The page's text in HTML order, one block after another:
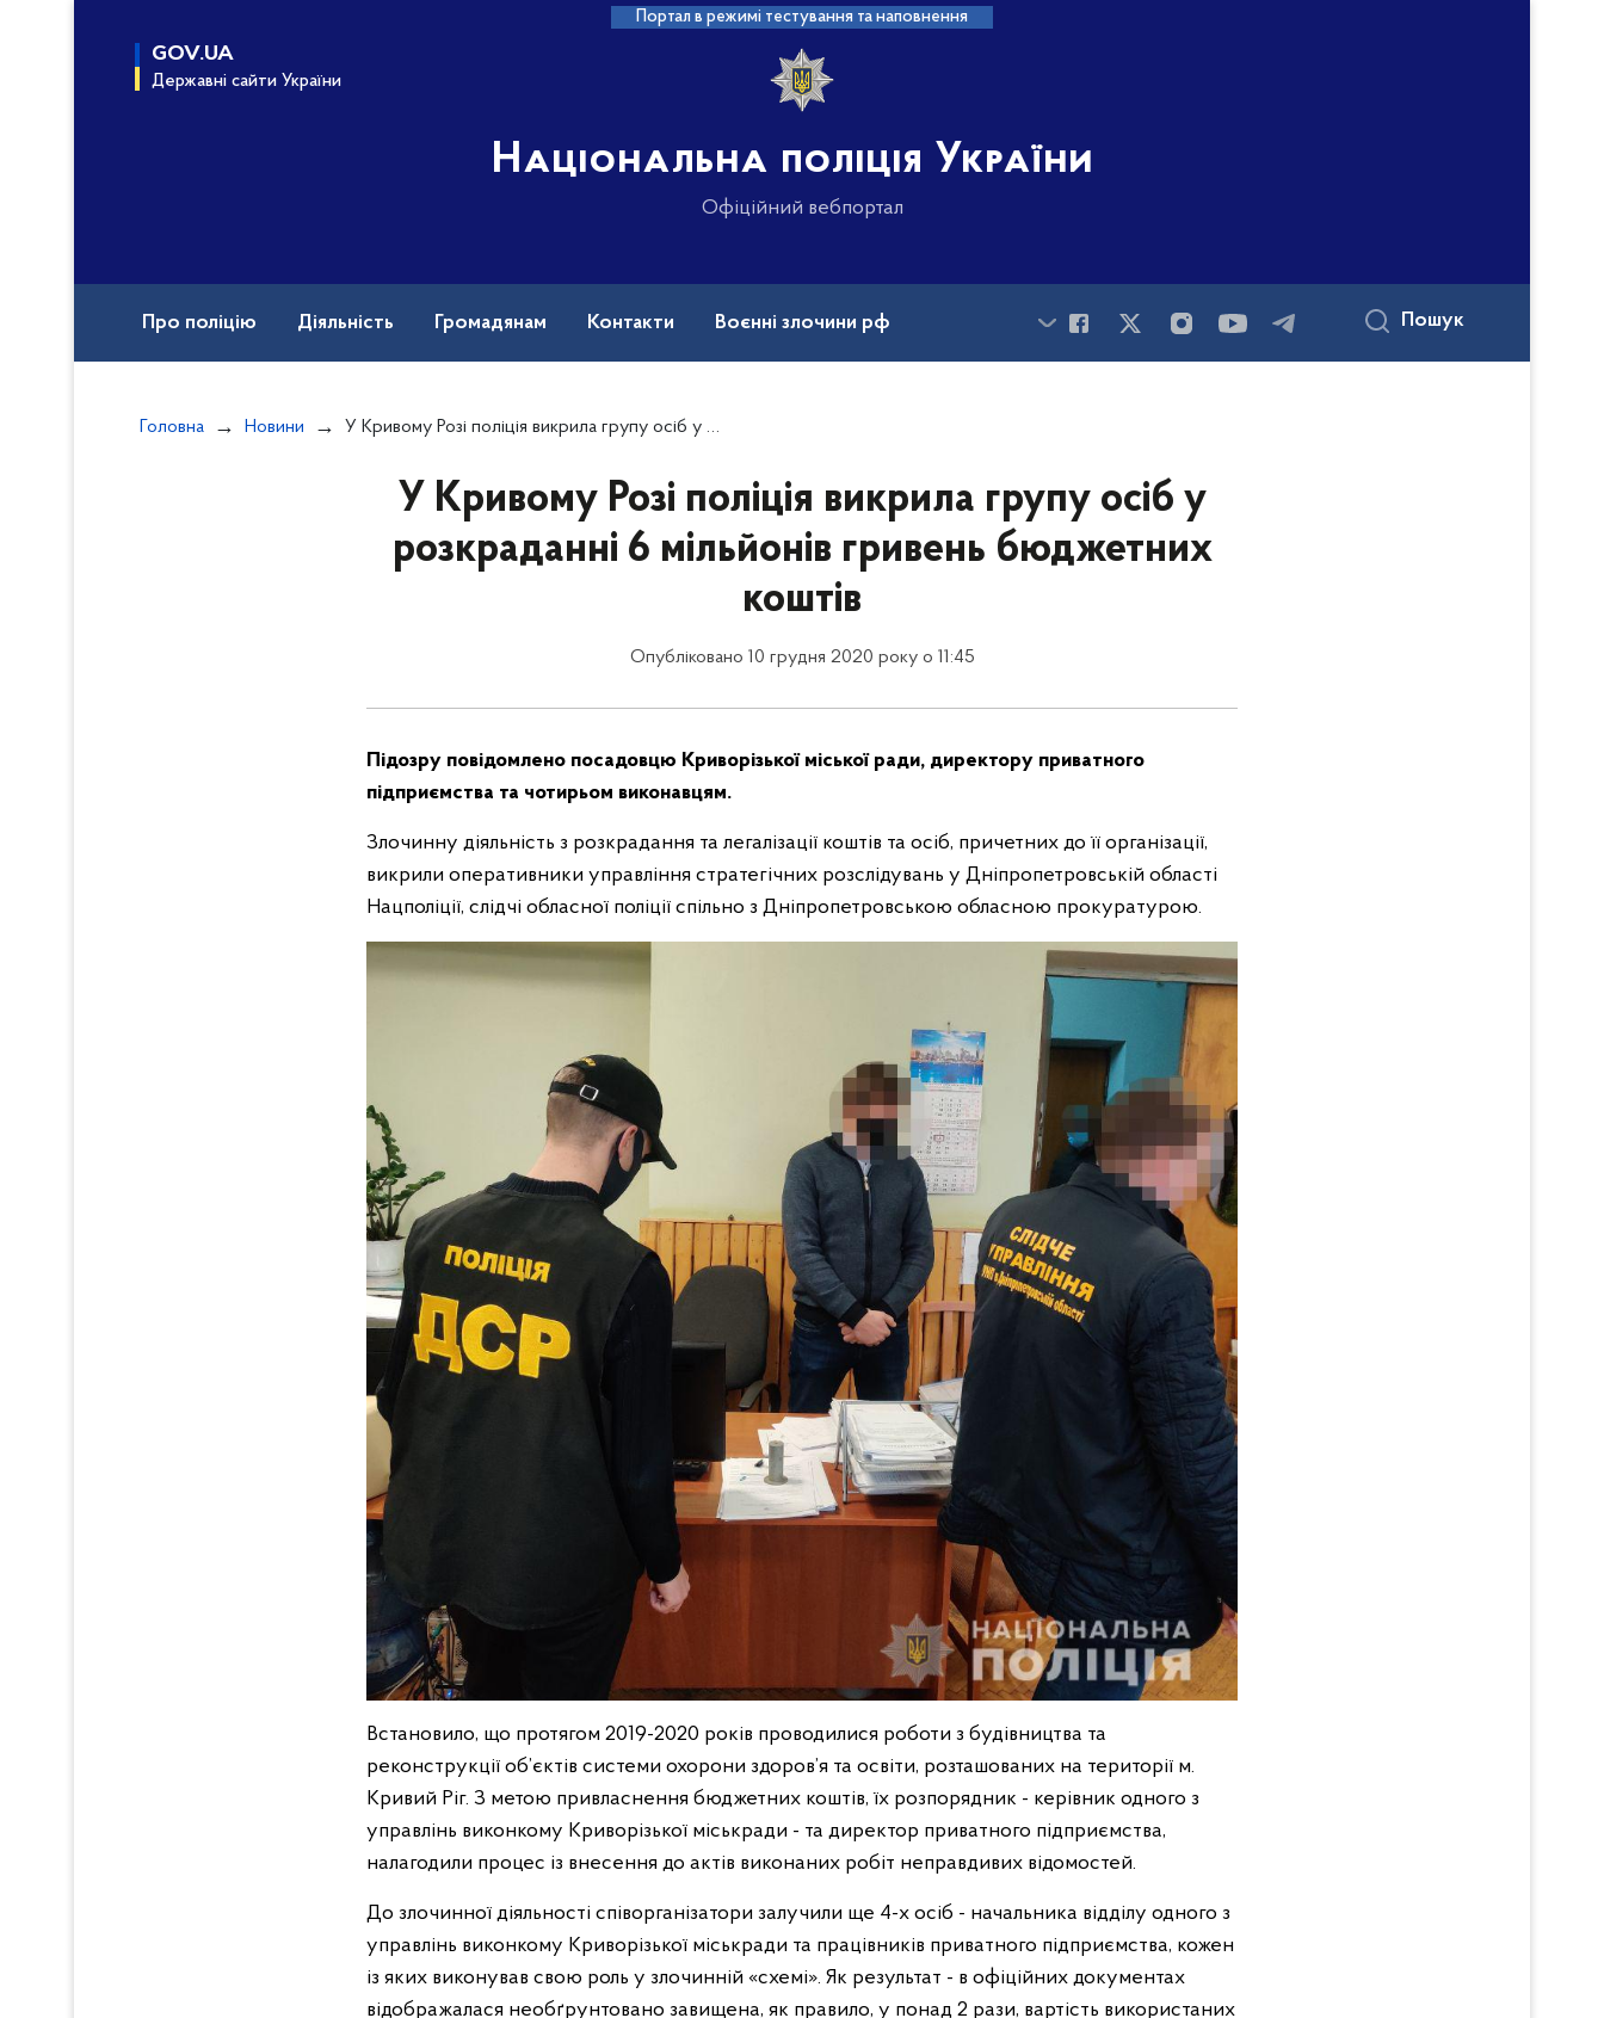
Портал в режимі тестування та наповнення
GOV.UA
Державні сайти України
Національна поліція України
Офіційний вебпортал
Про поліцію Діяльність Громадянам Контакти Воєнні злочини рф Пошук
Головна Новини У Кривому Розі поліція викрила групу осіб у розкраданні 6 мільйонів гривень бюджетних коштів
У Кривому Розі поліція викрила групу осіб у
розкраданні 6 мільйонів гривень бюджетних
коштів
Опубліковано 10 грудня 2020 року о 11:45
Підозру повідомлено посадовцю Криворізької міської ради, директору приватного
підприємства та чотирьом виконавцям.
Злочинну діяльність з розкрадання та легалізації коштів та осіб, причетних до її організації,
викрили оперативники управління стратегічних розслідувань у Дніпропетровській області
Нацполіції, слідчі обласної поліції спільно з Дніпропетровською обласною прокуратурою.
Встановило, що протягом 2019-2020 років проводилися роботи з будівництва та
реконструкції об’єктів системи охорони здоров’я та освіти, розташованих на території м.
Кривий Ріг. З метою привласнення бюджетних коштів, їх розпорядник - керівник одного з
управлінь виконкому Криворізької міськради - та директор приватного підприємства,
налагодили процес із внесення до актів виконаних робіт неправдивих відомостей.
До злочинної діяльності співорганізатори залучили ще 4-х осіб - начальника відділу одного з
управлінь виконкому Криворізької міськради та працівників приватного підприємства, кожен
із яких виконував свою роль у злочинній «схемі». Як результат - в офіційних документах
відображалася необґрунтовано завищена, як правило, у понад 2 рази, вартість використаних